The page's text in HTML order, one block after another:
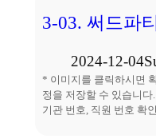
3-03. 써드파
2024-12-04
* 이미지를 클릭하시면
정을 저장할 수 있습니
기관 번호, 직원 번호 확